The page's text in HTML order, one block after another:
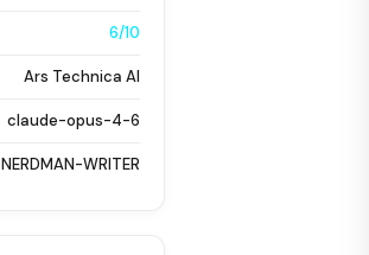
6/10
Ars Technica AI
claude-opus-4-6
NERDMAN-WRITER